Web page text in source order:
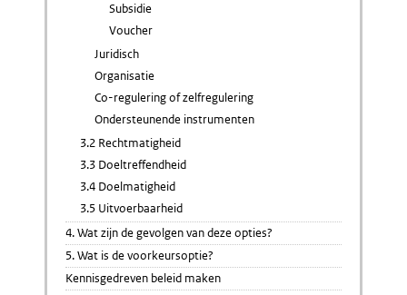
Subsidie
Voucher
Juridisch
Organisatie
Co-regulering of zelfregulering
Ondersteunende instrumenten
3.2 Rechtmatigheid
3.3 Doeltreffendheid
3.4 Doelmatigheid
3.5 Uitvoerbaarheid
4. Wat zijn de gevolgen van deze opties?
5. Wat is de voorkeursoptie?
Kennisgedreven beleid maken